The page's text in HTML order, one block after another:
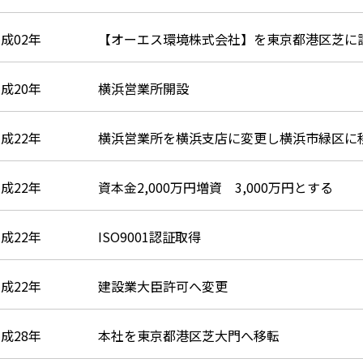
02年 【オーエス環境株式会社】を東京都港区芝に
20年 横浜営業所開設
22年 横浜営業所を横浜支店に変更し横浜市緑区に
22年 資本金2,000万円増資 3,000万円とする
22年 ISO9001認証取得
22年 建設業大臣許可へ変更
28年 本社を東京都港区芝大門へ移転